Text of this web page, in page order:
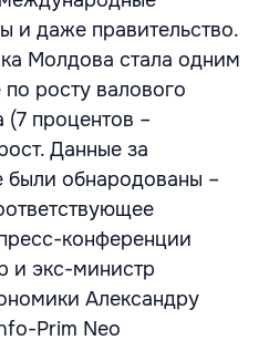
и даже правительство.
Молдова стала одним
росту валового
(7 процентов –
Данные за
были обнародованы –
конференции
и экс-министр
Александру
Prim Neo